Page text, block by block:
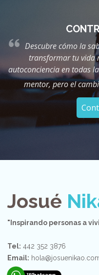
Descubre cómo la
transformar tu vida
autoconciencia en todas
mentor, pero el
Josué
"Inspirando personas a
Tel: 442 352 3876
Email: